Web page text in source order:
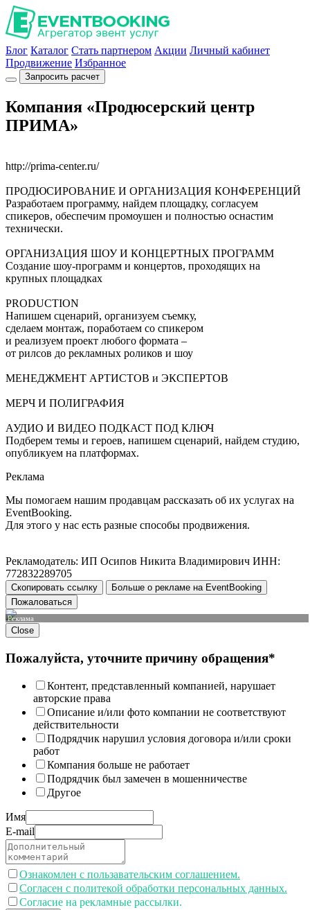
Блог Каталог Стать партнером Акции Личный кабинет
Продвижение Избранное
Запросить расчет
Компания «Продюсерский центр
ПРИМА»
http://prima-center.ru/
ПРОДЮСИРОВАНИЕ И ОРГАНИЗАЦИЯ КОНФЕРЕНЦИЙ
Разработаем программу, найдем площадку, согласуем
спикеров, обеспечим промоушен и полностью оснастим
технически.
ОРГАНИЗАЦИЯ ШОУ И КОНЦЕРТНЫХ ПРОГРАММ
Создание шоу-программ и концертов, проходящих на
крупных площадках
PRODUCTION
Напишем сценарий, организуем съемку,
сделаем монтаж, поработаем со спикером
и реализуем проект любого формата –
от рилсов до рекламных роликов и шоу
МЕНЕДЖМЕНТ АРТИСТОВ и ЭКСПЕРТОВ
МЕРЧ И ПОЛИГРАФИЯ
АУДИО И ВИДЕО ПОДКАСТ ПОД КЛЮЧ
Подберем темы и героев, напишем сценарий, найдем студию,
опубликуем на платформах.
Реклама
Мы помогаем нашим продавцам рассказать об их услугах на
EventBooking.
Для этого у нас есть разные способы продвижения.
Рекламодатель: ИП Осипов Никита Владимирович ИНН:
772832289705
Скопировать ссылку
Больше о рекламе на EventBooking
Пожаловаться
Реклама
Close
Пожалуйста, уточните причину обращения*
Контент, представленный компанией, нарушает
авторские права
Описание и/или фото компании не соответствуют
действительности
Подрядчик нарушил условия договора и/или сроки
работ
Компания больше не работает
Подрядчик был замечен в мошенничестве
Другое
Имя
E-mail
Ознакомлен с пользавательским соглашением.
Согласен с политекой обработки персональных данных.
Согласие на рекламные рассылки.